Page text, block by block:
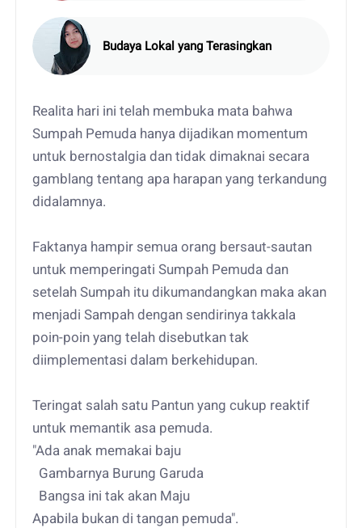
Budaya Lokal yang Terasingkan
Realita hari ini telah membuka mata bahwa
Sumpah Pemuda hanya dijadikan momentum
untuk bernostalgia dan tidak dimaknai secara
gamblang tentang apa harapan yang terkandung
didalamnya.
Faktanya hampir semua orang bersaut-sautan
untuk memperingati Sumpah Pemuda dan
setelah Sumpah itu dikumandangkan maka akan
menjadi Sampah dengan sendirinya takkala
poin-poin yang telah disebutkan tak
diimplementasi dalam berkehidupan.
Teringat salah satu Pantun yang cukup reaktif
untuk memantik asa pemuda.
"Ada anak memakai baju
Gambarnya Burung Garuda
Bangsa ini tak akan Maju
Apabila bukan di tangan pemuda".